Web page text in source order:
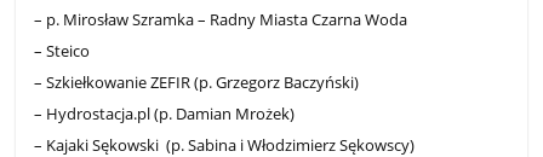
– p. Mirosław Szramka – Radny Miasta Czarna Woda
– Steico
– Szkiełkowanie ZEFIR (p. Grzegorz Baczyński)
– Hydrostacja.pl (p. Damian Mrożek)
– Kajaki Sękowski (p. Sabina i Włodzimierz Sękowscy)